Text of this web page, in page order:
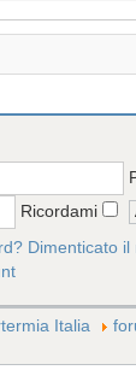
Ricordami
Dimenticato il
Italia